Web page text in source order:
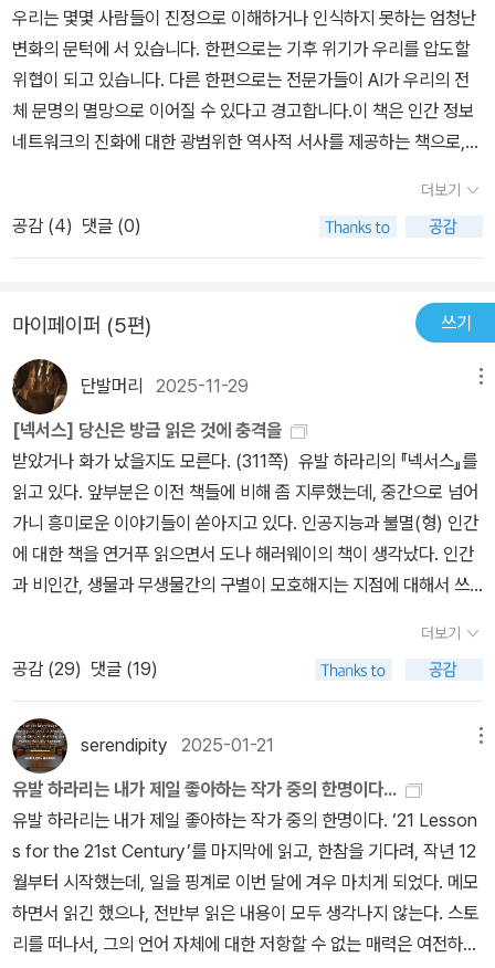
우리는 몇몇 사람들이 진정으로 이해하거나 인식하지 못하는 엄청난
변화의 문턱에 서 있습니다. 한편으로는 기후 위기가 우리를 압도할
위협이 되고 있습니다. 다른 한편으로는 전문가들이 AI가 우리의 전
체 문명의 멸망으로 이어질 수 있다고 경고합니다.이 책은 인간 정보
네트워크의 진화에 대한 광범위한 역사적 서사를 제공하는 책으로,
주도되는 현대 디지털 시대에 이르기까지를 아우릅니다. 이 책은 역
사, 철학, 기술, 정치 사상을 결합하여 인간 사회가 정보의 흐름에 의
해 어떻게 형성되어 왔고 현재도 형성되고 있는지를 다각적으로 탐구
강조하며, 인간 네트워크와 사회가 구축된 근본적인 토대임을 설명합
니다 인간이 신화를 만들어내는 종으로서의 성격과 복잡한 시스템을
창조하는 능력에 대해 직설적으로 접근하며, 우리의 의식에 강하게
파고듭니다. 그는 모든 것을 비판적으로 분석하고, 어떤 것도 신성하
지 않다고 주장합니다. 저자 유발 하라리는 서양 철학이 수천 년 동안
답하려고 했던 질문인 '좋은 삶을 만드는 것은 무엇이며, 우리는 그것
을 어떻게 이룰 수 있는가?'를 제기하지만, 교훈적으로 답하는 데에는
관심이 없습니다. 대신 그는 “사피엔스”, 즉 “지혜로운 인간”에 대한
비판을 제시하며, 우리는 지혜롭지 않다고 말합니다. 우리는 똑똑하
다. 우리가 자기 파괴적인 이유에 대해 생각하는 데 더 관심이 있으며,
이러한 자기 파괴적 행동의 원인을 탐구합니다. 또, 저자는 인본주의
자로서 본질적인 인간 활동을 개인주의가 아니라 “협력”할 수 있는
능력으로 정의합니다. 이는 인간의 복잡성을 만들어내는 요소이며,
우리가 개인으로서 홀로 행동할 수 있는 것이 아니라 복잡하고 광범
위한 집단성을 위한 능력입니다. 그는 이러한 협력의 능력이 우리의
선물이자 아킬레스건이라고 제안합니다. 이 “선물”은 방대한 정보 기
술을 발전시키도록 이끌었지만, 정보가 본질적인 “선”이 아니라고 강
조합니다. 즉, 정보는 진실로 이어지는 것이 아니며, 지혜로도 이어지
지 않습니다. 오히려 우리의 과도한 정보는 혼란과 무력감만을 초래
한다고 주장합니다.AI는 이러한 문제를 백 배로 악화시키며, 우리의
더보기
공감 (4) 댓글 (0)
마이페이퍼 (5편) 쓰기
단발머리 2025-11-29
[넥서스] 당신은 방금 읽은 것에 충격을
받았거나 화가 났을지도 모른다. (311쪽) ​​​ 유발 하라리의 『넥서스』를
읽고 있다. 앞부분은 이전 책들에 비해 좀 지루했는데, 중간으로 넘어
가니 흥미로운 이야기들이 쏟아지고 있다. ​인공지능과 불멸(형) 인간
에 대한 책을 연거푸 읽으면서 도나 해러웨이의 책이 생각났다. 인간
과 비인간, 생물과 무생물간의 구별이 모호해지는 지점에 대해서 쓰
쓰고 싶었다. 해러웨이 책을 3-4권 읽었고 페이퍼도 여러 개 쓴다고
썼는데, 어디서부터 어떻게 써야 할지 잘 모르겠어서, 챗지피티에게
물어보았다. ​'인공지능이 인간과 유사한 육체의 형태를 가진 휴먼노
이드로 진화하고 인간이 사이보그로 변해갈 때, 서로 간의 차이와 유
사점에 대해서, 도나 해러웨이의 입장을 기본으로 해서 정리해 줘.' ​
아, 너무나 야무지게 정리된 깔끔한 글이여. 아무도 모르게 나는 그만
절필을 선언해 버리고. 아, 어쩌란 말이냐, 이 아픈 가슴을. ​​​최근에 AI
에 대한 책들을 연거푸 읽지 않았더라면 나는 유발 하라리의 이 책을
읽으며 충격을 받았을 것이다. 하지만, 똑같은 이야기를 이제 4번째
듣는 사람이어서, 인류 멸망에 대한 마음의 준비를 했던 사람이어서,
그렇게 놀라거나 충격받지는 않았다. 물론 깊은 한숨과 걱정, 그리고
더보기
공감 (29) 댓글 (19)
serendipity 2025-01-21
유발 하라리는 내가 제일 좋아하는 작가 중의 한명이다...
유발 하라리는 내가 제일 좋아하는 작가 중의 한명이다. ‘21 Lesson
s for the 21st Century’를 마지막에 읽고, 한참을 기다려, 작년 12
월부터 시작했는데, 일을 핑계로 이번 달에 겨우 마치게 되었다. 메모
하면서 읽긴 했으나, 전반부 읽은 내용이 모두 생각나지 않는다. 스토
리를 떠나서, 그의 언어 자체에 대한 저항할 수 없는 매력은 여전하다.